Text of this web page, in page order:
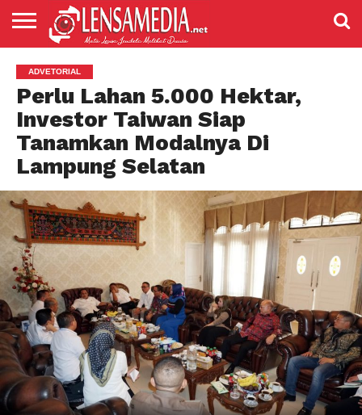
PENDIDIKAN
ENTERTAIMENT
POLITIK
PRISTIWA
SPORT
DAERAH
NASIONAL
ADVETORIAL
ADVETORIAL
Perlu Lahan 5.000 Hektar,
Investor Taiwan Siap
Tanamkan Modalnya Di
Lampung Selatan